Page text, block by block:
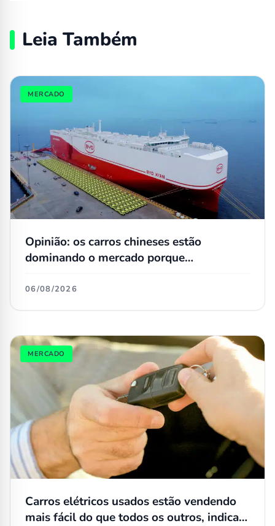
Leia Também
MERCADO
Opinião: os carros chineses estão
dominando o mercado porque
06/08/2026
MERCADO
Carros elétricos usados estão vendendo
mais fácil do que todos os outros, indica